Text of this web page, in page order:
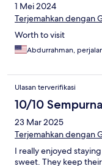
1 Mei 2024
Terjemahkan dengan
Worth to visit
Abdurrahman,
Ulasan terverifikasi
10/10 Sempurna
23 Mar 2025
Terjemahkan dengan
I really enjoyed
sweet. They keep